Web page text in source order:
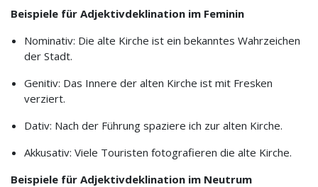
Beispiele für Adjektivdeklination im Feminin
Nominativ: Die alte Kirche ist ein bekanntes Wahrzeichen
der Stadt.
Genitiv: Das Innere der alten Kirche ist mit Fresken
verziert.
Dativ: Nach der Führung spaziere ich zur alten Kirche.
Akkusativ: Viele Touristen fotografieren die alte Kirche.
Beispiele für Adjektivdeklination im Neutrum